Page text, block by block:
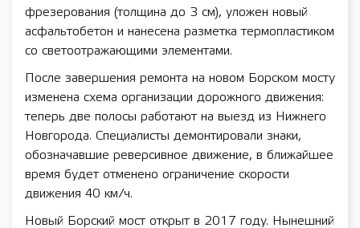
фрезерования (толщина до 3 см), уложен новый
асфальтобетон и нанесена разметка термопластиком
со светоотражающими элементами.
После завершения ремонта на новом Борском мосту
изменена схема организации дорожного движения:
теперь две полосы работают на выезд из Нижнего
Новгорода. Специалисты демонтировали знаки,
обозначавшие реверсивное движение, в ближайшее
время будет отменено ограничение скорости
движения 40 км/ч.
Новый Борский мост открыт в 2017 году. Нынешний